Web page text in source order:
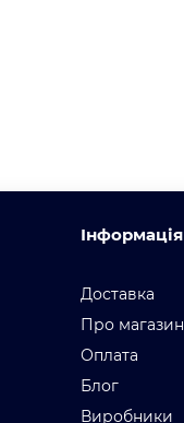
Інформація
Доставка
Про магазин
Оплата
Блог
Виробники